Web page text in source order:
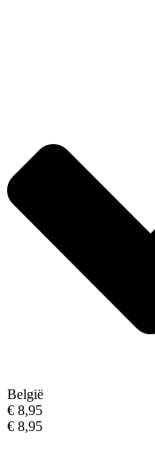
België
€ 8,95
€ 8,95